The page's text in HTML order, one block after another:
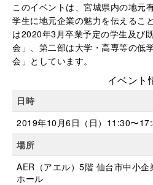
このイベントは、宮城県内の地元
学生に地元企業の魅力を伝えるこ
は2020年3月卒業予定の学生及び
会」、第二部は大学・高専等の低
会」としています。
イベント
日時
2019年10月6日（日）11:30〜
場所
AER（アエル）5階 仙台市中小
ホール